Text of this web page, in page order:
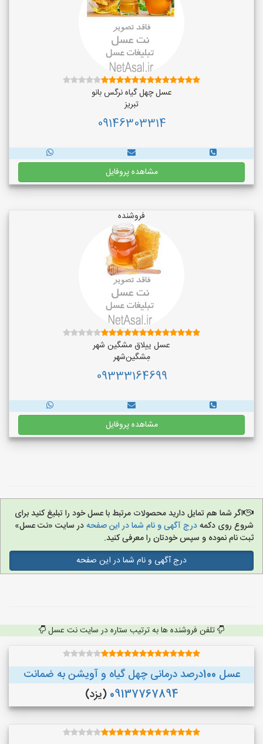
عسل چهل گیاه نرگس بانو
تبریز
09146303314
مشاهده پروفایل
فروشنده
عسل ییلاق مشگین شهر
مِشگین‌شهر
09333164699
مشاهده پروفایل
اگر شما هم تمایل دارید محصولات مرتبط با عسل خود را تبلیغ کنید برای
شروع روی دکمهدرج آگهی و نام شما در این صفحهدر سایت «نت عسل»
ثبت نام نموده و سپس خودتان را معرفی کنید.
درج آگهی و نام شما در این صفحه
تلفن فروشنده ها به ترتیب ستاره در سایت نت عسل
عسل 100درصد درمانی چهل گیاه و آویشن به ضمانت
09137767894 (یزد)